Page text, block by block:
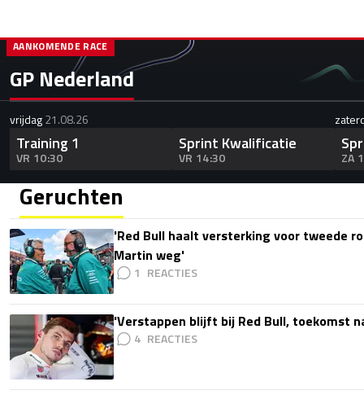
GP Nederland
AANKOMENDE RACE
vrijdag21.08.26
Training 1
VR 10:30
Sprint Kwalificatie
VR 14:30 ZA
Geruchten
'Red Bull haalt versterking voor tweede
Martin weg'
1
'Verstappen blijft bij Red Bull, toekomst
4